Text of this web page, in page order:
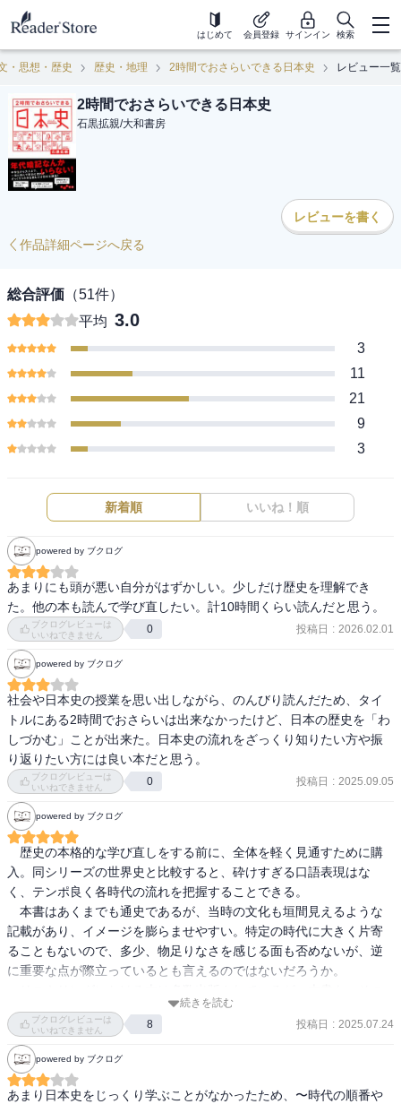
はじめて 会員登録 サインイン 検索
・思想・歴史 歴史・地理 2時間でおさらいできる日本史 レビュー一覧
2時間でおさらいできる日本史
石黒拡親/大和書房
レビューを書く
作品詳細ページへ戻る
総合評価 （51件）
平均 3.0
3
11
21
9
3
新着順 いいね！順
powered by ブクログ
あまりにも頭が悪い自分がはずかしい。少しだけ歴史を理解でき
た。他の本も読んで学び直したい。計10時間くらい読んだと思う。
ブクログレビューは
いいねできません
0 投稿日 : 2026.02.01
powered by ブクログ
社会や日本史の授業を思い出しながら、のんびり読んだため、タイ
トルにある2時間でおさらいは出来なかったけど、日本の歴史を「わ
しづかむ」ことが出来た。日本史の流れをざっくり知りたい方や振
り返りたい方には良い本だと思う。
ブクログレビューは
いいねできません
0 投稿日 : 2025.09.05
powered by ブクログ
歴史の本格的な学び直しをする前に、全体を軽く見通すために購
入。同シリーズの世界史と比較すると、砕けすぎる口語表現はな
く、テンポ良く各時代の流れを把握することできる。
本書はあくまでも通史であるが、当時の文化も垣間見えるような
記載があり、イメージを膨らませやすい。特定の時代に大きく片寄
ることもないので、多少、物足りなさを感じる面も否めないが、逆
に重要な点が際立っているとも言えるのではないだろうか。
手軽さや、まとめかたの秀逸さなどを加味して、重要な候補のひと
つになると思われる。
続きを読む
ブクログレビューは
いいねできません
8 投稿日 : 2025.07.24
powered by ブクログ
あまり日本史をじっくり学ぶことがなかったため、〜時代の順番や